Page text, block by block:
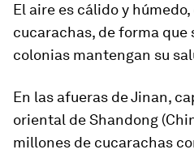
El aire es cálido y
cucarachas, de forma que
colonias mantengan su
En las afueras de Jinan,
oriental de Shandong
millones de cucarachas